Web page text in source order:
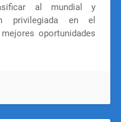
al mundial y
privilegiada en el
oportunidades